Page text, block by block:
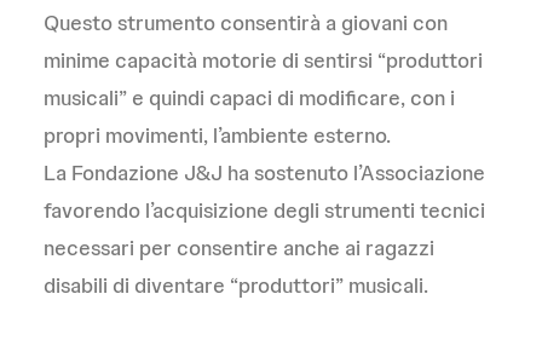
Questo strumento consentirà a giovani con
minime capacità motorie di sentirsi “produttori
musicali” e quindi capaci di modificare, con i
propri movimenti, l’ambiente esterno.
La Fondazione J&J ha sostenuto l’Associazione
favorendo l’acquisizione degli strumenti tecnici
necessari per consentire anche ai ragazzi
disabili di diventare “produttori” musicali.